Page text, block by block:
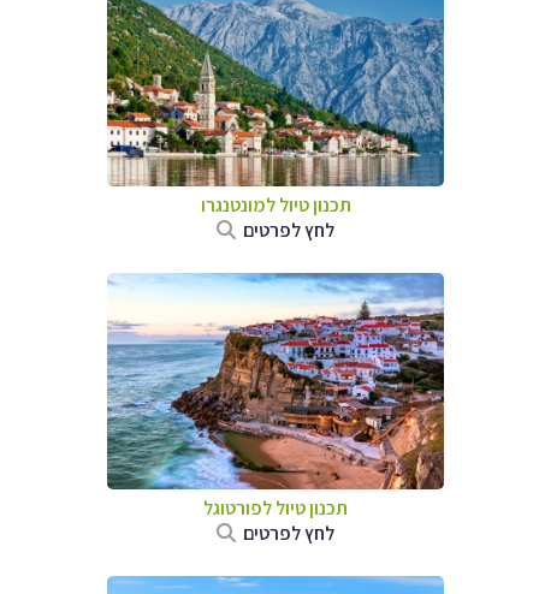
תכנון טיול למונטנגרו
לחץ לפרטים
תכנון טיול לפורטוגל
לחץ לפרטים